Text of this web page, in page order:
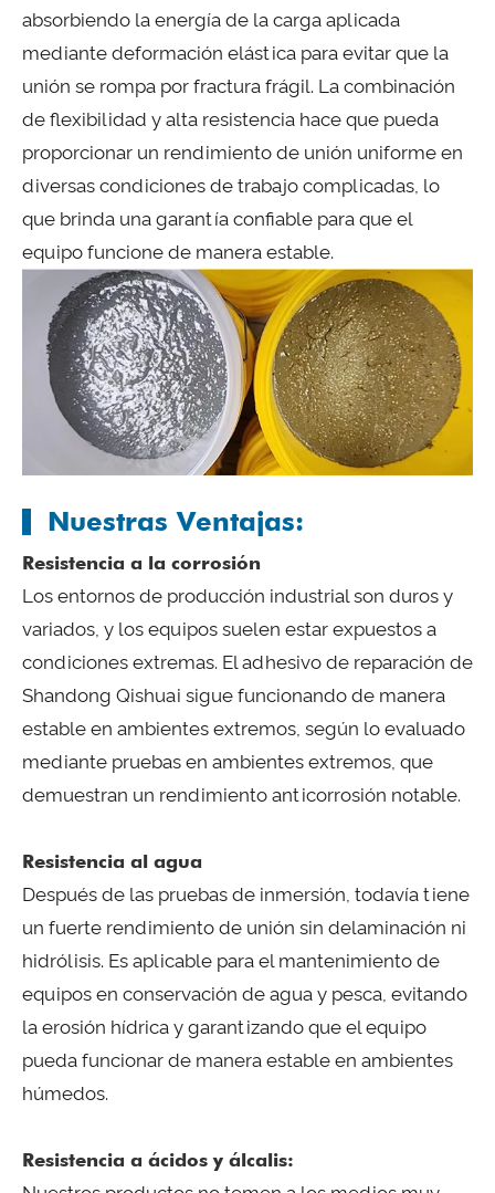
absorbiendo la energía de la carga aplicada
mediante deformación elástica para evitar que la
unión se rompa por fractura frágil. La combinación
de flexibilidad y alta resistencia hace que pueda
proporcionar un rendimiento de unión uniforme en
diversas condiciones de trabajo complicadas, lo
que brinda una garantía confiable para que el
equipo funcione de manera estable.
Nuestras Ventajas:
Resistencia a la corrosión
Los entornos de producción industrial son duros y
variados, y los equipos suelen estar expuestos a
condiciones extremas. El adhesivo de reparación de
Shandong Qishuai sigue funcionando de manera
estable en ambientes extremos, según lo evaluado
mediante pruebas en ambientes extremos, que
demuestran un rendimiento anticorrosión notable.
Resistencia al agua
Después de las pruebas de inmersión, todavía tiene
un fuerte rendimiento de unión sin delaminación ni
hidrólisis. Es aplicable para el mantenimiento de
equipos en conservación de agua y pesca, evitando
la erosión hídrica y garantizando que el equipo
pueda funcionar de manera estable en ambientes
húmedos.
Resistencia a ácidos y álcalis: